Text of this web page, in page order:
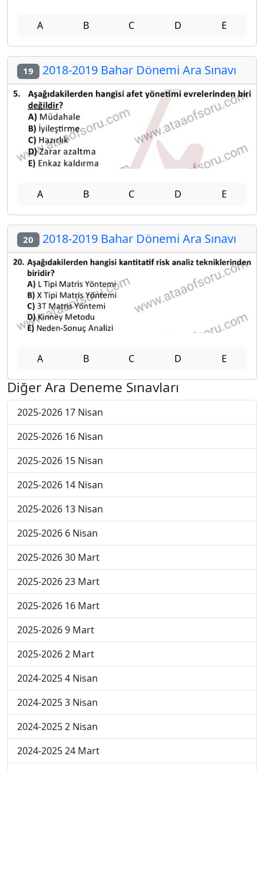
A B C D E
19 2018-2019 Bahar Dönemi Ara Sınavı
A B C D E
20 2018-2019 Bahar Dönemi Ara Sınavı
A B C D E
Diğer Ara Deneme Sınavları
2025-2026 17 Nisan
2025-2026 16 Nisan
2025-2026 15 Nisan
2025-2026 14 Nisan
2025-2026 13 Nisan
2025-2026 6 Nisan
2025-2026 30 Mart
2025-2026 23 Mart
2025-2026 16 Mart
2025-2026 9 Mart
2025-2026 2 Mart
2024-2025 4 Nisan
2024-2025 3 Nisan
2024-2025 2 Nisan
2024-2025 24 Mart